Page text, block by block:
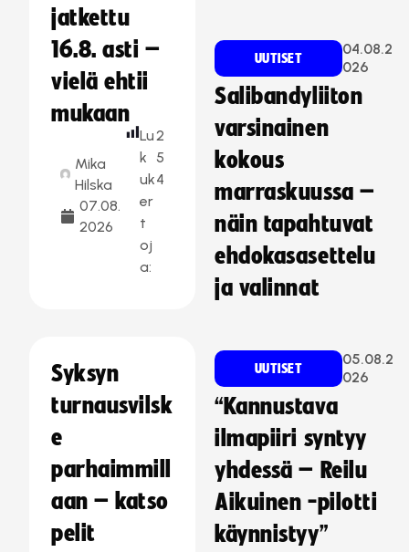
jatkettu
16.8. asti –
vielä ehtii
mukaan
Mika
Hilska
07.08.
2026
Lu
k
uk
er
t
oj
a:
2
5
4
Syksyn
turnausvilsk
e
parhaimmill
aan – katso
pelit
UUTISET
04.08.2
026
Salibandyliiton
varsinainen
kokous
marraskuussa –
näin tapahtuvat
ehdokasasettelu
ja valinnat
UUTISET
05.08.2
026
“Kannustava
ilmapiiri syntyy
yhdessä – Reilu
Aikuinen -pilotti
käynnistyy”